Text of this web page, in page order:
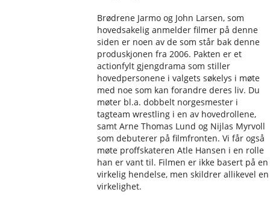
Brødrene Jarmo og John Larsen, som
hovedsakelig anmelder filmer på denne
siden er noen av de som står bak denne
produskjonen fra 2006. Pakten er et
actionfylt gjengdrama som stiller
hovedpersonene i valgets søkelys i møte
med noe som kan forandre deres liv. Du
møter bl.a. dobbelt norgesmester i
tagteam wrestling i en av hovedrollene,
samt Arne Thomas Lund og Nijlas Myrvoll
som debuterer på filmfronten. Vi får også
møte proffskateren Atle Hansen i en rolle
han er vant til. Filmen er ikke basert på en
virkelig hendelse, men skildrer allikevel en
virkelighet.